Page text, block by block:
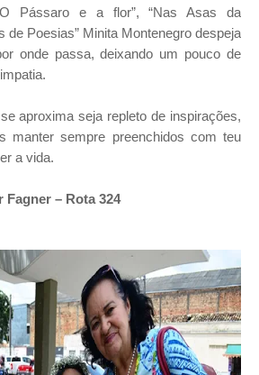
Pássaro e a flor”, “Nas Asas da
de Poesias” Minita Montenegro despeja
onde passa, deixando um pouco de
aproxima seja repleto de inspirações,
manter sempre preenchidos com teu
a vida.
– Rota 324